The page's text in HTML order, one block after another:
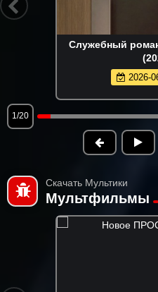
Служебный
2026-
1/20
Скачать Мультики
Мультфильмы